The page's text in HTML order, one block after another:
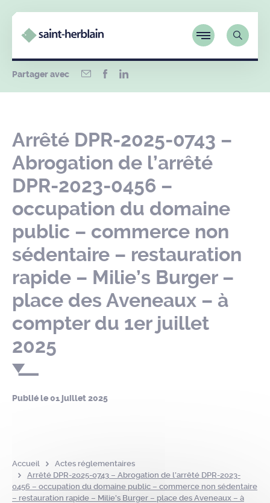
Partager avec
Arrêté DPR-2025-0743 –
Abrogation de l’arrêté
DPR-2023-0456 –
occupation du domaine
public – commerce non
sédentaire – restauration
rapide – Milie’s Burger –
place des Aveneaux – à
compter du 1er juillet
2025
Publié le01 juillet 2025
Accueil
Actes réglementaires
Arrêté DPR-2025-0743 – Abrogation de l’arrêté DPR-2023-
0456 – occupation du domaine public – commerce non sédentaire
– restauration rapide – Milie’s Burger – place des Aveneaux – à